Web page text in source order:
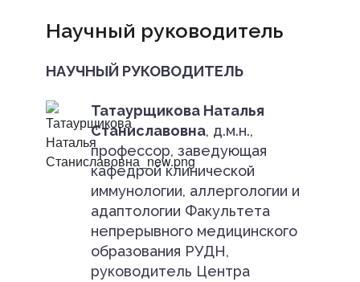
Научный руководитель
НАУЧНЫЙ РУКОВОДИТЕЛЬ
Татаурщикова Наталья
Станиславовна, д.м.н.,
профессор, заведующая
кафедрой клинической
иммунологии, аллергологии и
адаптологии Факультета
непрерывного медицинского
образования РУДН,
руководитель Центра